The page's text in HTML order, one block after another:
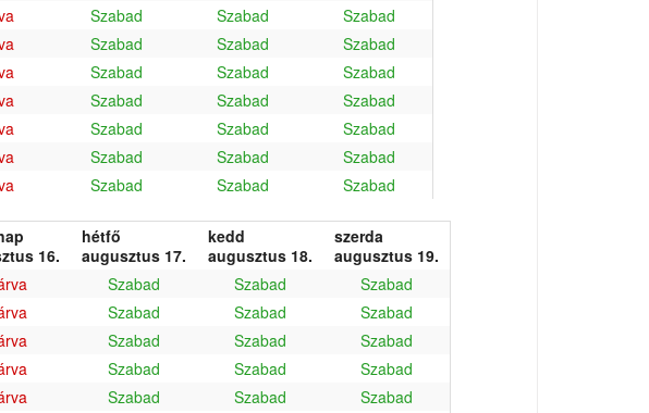
Szabad Szabad
Szabad
Szabad Szabad
Szabad
Szabad Szabad
Szabad
Szabad Szabad
Szabad
Szabad Szabad
Szabad
Szabad Szabad
Szabad
Szabad Szabad Szabad
16.
hétfő
augusztus 17.
kedd
augusztus 18.
szerda
augusztus 19.
Szabad Szabad
Szabad
Szabad Szabad
Szabad
Szabad Szabad
Szabad
Szabad Szabad
Szabad
Szabad Szabad
Szabad